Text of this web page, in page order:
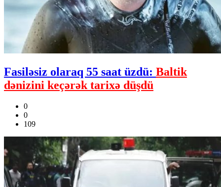
Fasiləsiz olaraq 55 saat üzdü: Baltik
dənizini keçərək tarixə düşdü
0
0
109